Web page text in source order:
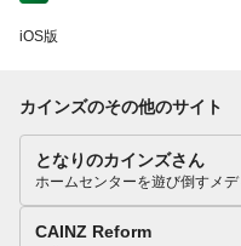
iOS版
カインズのその他のサイト
となりのカインズさん
ホームセンターを遊び倒すメデ
CAINZ Reform